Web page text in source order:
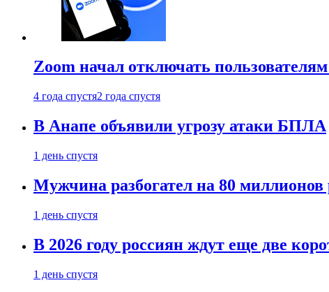
Zoom начал отключать
4 года спустя2 года спустя
В Анапе объявили угрозу атаки БПЛА
1 день спустя
Мужчина разбогател на 80
1 день спустя
В 2026 году россиян ждут еще две
1 день спустя